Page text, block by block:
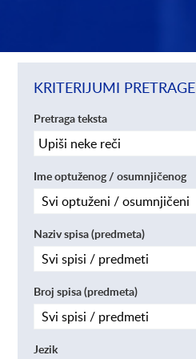
KRITERIJUMI PRETRAGE
Pretraga teksta
Ime optuženog / osumnjičenog
Naziv spisa (predmeta)
Broj spisa (predmeta)
Jezik